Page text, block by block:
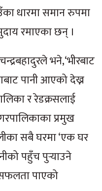
धारमा समान रुपमा
रमाएका छन् ।
भने,‘भीरबाट
पानी आएको देख्न
र रेडक्रसलाई
प्रमुख
सबै घरमा ‘एक घर
पहुँच पुर्‍याउने
पाएको